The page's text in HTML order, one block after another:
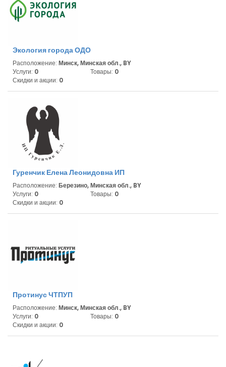
Экология города ОДО
Расположение: Минск, Минская обл., BY
Услуги: 0 Товары: 0
Скидки и акции: 0
Гуренчик Елена Леонидовна ИП
Расположение: Березино, Минская обл., BY
Услуги: 0 Товары: 0
Скидки и акции: 0
Протинус ЧТПУП
Расположение: Минск, Минская обл., BY
Услуги: 0 Товары: 0
Скидки и акции: 0